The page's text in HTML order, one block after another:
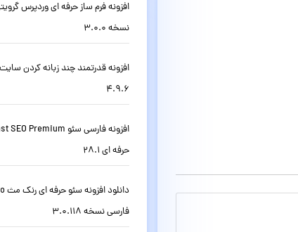
نسخه 3.0.0
4.9.6
حرفه ای 28.1
فارسی نسخه 3.0.118